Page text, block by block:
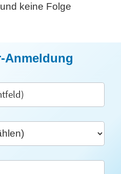
keine Folge
Anmeldung